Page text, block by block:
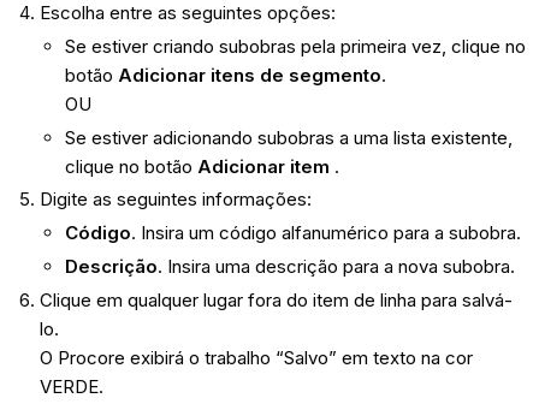
Escolha entre as seguintes opções:
Se estiver criando subobras pela primeira vez, clique no
botão Adicionar itens de segmento.
OU
Se estiver adicionando subobras a uma lista existente,
clique no botão Adicionar item .
Digite as seguintes informações:
Código. Insira um código alfanumérico para a subobra.
Descrição. Insira uma descrição para a nova subobra.
Clique em qualquer lugar fora do item de linha para salvá-
lo.
O Procore exibirá o trabalho “Salvo” em texto na cor
VERDE.